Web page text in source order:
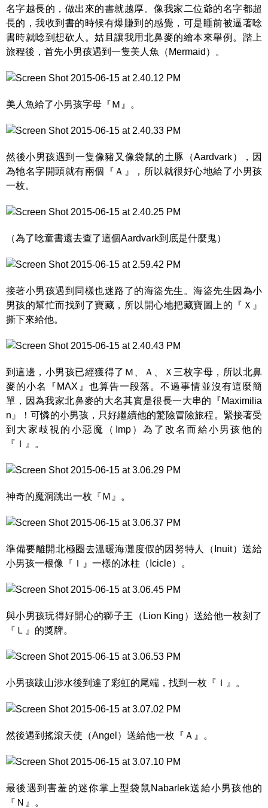
名字越長的，做出來的書就越厚。像我家二位爺的名字都超
長的，我收到書的時候有爆賺到的感覺，可是睡前被逼著唸
書時就唸到想砍人。姑且讓我用北鼻麥的繪本來舉例。踏上
旅程後，首先小男孩遇到一隻美人魚（Mermaid）。
美人魚給了小男孩字母『Ｍ』。
然後小男孩遇到一隻像豬又像袋鼠的土豚（Aardvark），因
為牠名字開頭就有兩個『Ａ』，所以就很好心地給了小男孩
一枚。
（為了唸童書還去查了這個Aardvark到底是什麼鬼）
接著小男孩遇到同樣也迷路了的海盜先生。海盜先生因為小
男孩的幫忙而找到了寶藏，所以開心地把藏寶圖上的『Ｘ』
撕下來給他。
到這邊，小男孩已經獲得了Ｍ、Ａ、Ｘ三枚字母，所以北鼻
麥的小名『MAX』也算告一段落。不過事情並沒有這麼簡
單，因為我家北鼻麥的大名其實是很長一大串的『Maximilia
n』！可憐的小男孩，只好繼續他的驚險冒險旅程。緊接著受
到大家歧視的小惡魔（Imp）為了改名而給小男孩他的
『Ｉ』。
神奇的魔洞跳出一枚『Ｍ』。
準備要離開北極圈去溫暖海灘度假的因努特人（Inuit）送給
小男孩一根像『Ｉ』一樣的冰柱（Icicle）。
與小男孩玩得好開心的獅子王（Lion King）送給他一枚刻了
『Ｌ』的獎牌。
小男孩跋山涉水後到達了彩虹的尾端，找到一枚『Ｉ』。
然後遇到搖滾天使（Angel）送給他一枚『Ａ』。
最後遇到害羞的迷你掌上型袋鼠Nabarlek送給小男孩他的
『Ｎ』。